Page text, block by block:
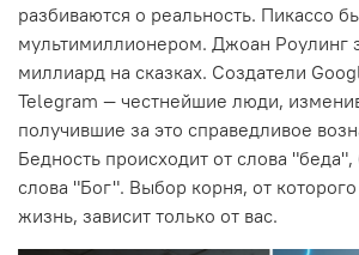
разбиваются о реальность. Пикассо
мультимиллионером. Джоан Роулинг
миллиард на сказках. Создатели
Telegram — честнейшие люди,
получившие за это справедливое
Бедность происходит от слова "беда",
слова "Бог". Выбор корня, от
жизнь, зависит только от вас.